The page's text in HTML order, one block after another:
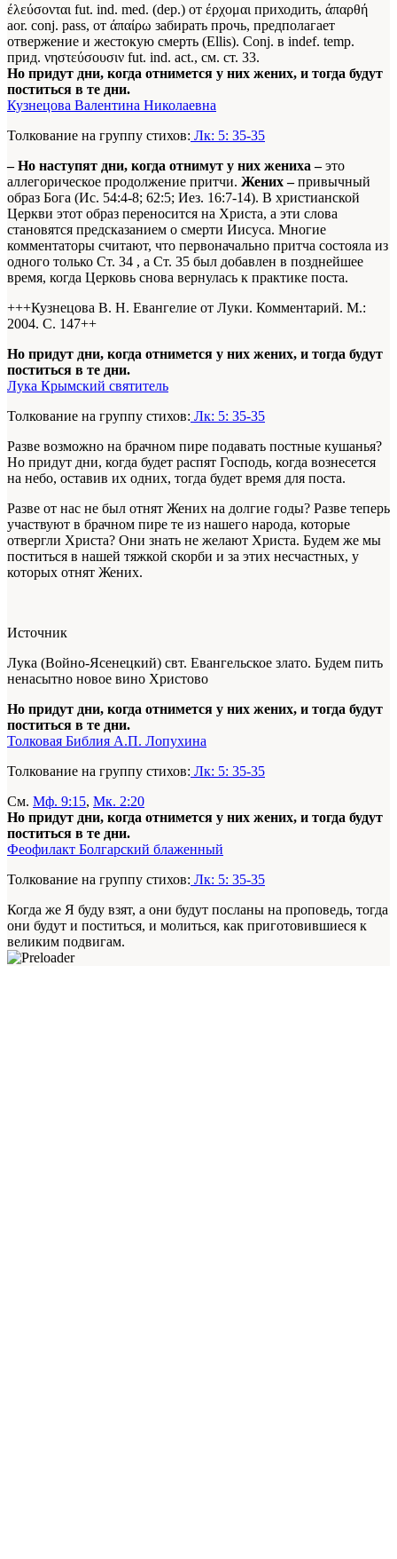
έλεύσονται fut. ind. med. (dep.) от έρχομαι приходить, άπαρθή
aor. conj. pass, от άπαίρω забирать прочь, предполагает
отвержение и жестокую смерть (Ellis). Conj. в indef. temp.
прид. νηστεύσουσιν fut. ind. act., см. ст. 33.
Но придут дни, когда отнимется у них жених, и тогда будут
поститься в те дни.
Кузнецова Валентина Николаевна
Толкование на группу стихов: Лк: 5: 35-35
– Но наступят дни, когда отнимут у них жениха –это
аллегорическое продолжение притчи. Жених –привычный
образ Бога (Ис. 54:4-8; 62:5; Иез. 16:7-14). В христианской
Церкви этот образ переносится на Христа, а эти слова
становятся предсказанием о смерти Иисуса. Многие
комментаторы считают, что первоначально притча состояла из
одного только Ст. 34 , а Ст. 35 был добавлен в позднейшее
время, когда Церковь снова вернулась к практике поста.
+++Кузнецова В. Н. Евангелие от Луки. Комментарий. М.:
2004. С. 147++
Но придут дни, когда отнимется у них жених, и тогда будут
поститься в те дни.
Лука Крымский святитель
Толкование на группу стихов: Лк: 5: 35-35
Разве возможно на брачном пире подавать постные кушанья?
Но придут дни, когда будет распят Господь, когда вознесется
на небо, оставив их одних, тогда будет время для поста.
Разве от нас не был отнят Жених на долгие годы? Разве теперь
участвуют в брачном пире те из нашего народа, которые
отвергли Христа? Они знать не желают Христа. Будем же мы
поститься в нашей тяжкой скорби и за этих несчастных, у
которых отнят Жених.
Источник
Лука (Войно-Ясенецкий) свт. Евангельское злато. Будем пить
ненасытно новое вино Христово
Но придут дни, когда отнимется у них жених, и тогда будут
поститься в те дни.
Толковая Библия А.П. Лопухина
Толкование на группу стихов: Лк: 5: 35-35
См. Мф. 9:15, Мк. 2:20
Но придут дни, когда отнимется у них жених, и тогда будут
поститься в те дни.
Феофилакт Болгарский блаженный
Толкование на группу стихов: Лк: 5: 35-35
Когда же Я буду взят, а они будут посланы на проповедь, тогда
они будут и поститься, и молиться, как приготовившиеся к
великим подвигам.